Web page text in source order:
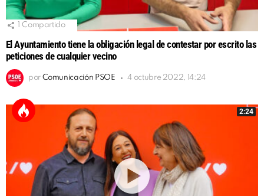
Compartido
El Ayuntamiento tiene la obligación legal de contestar por escrito las
peticiones de cualquier vecino
por Comunicación PSOE 4 octubre 2022, 14:24
2:24